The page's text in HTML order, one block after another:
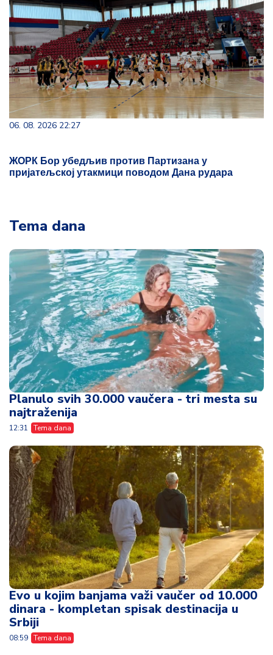
06. 08. 2026 22:27
ЖОРК Бор убедљив против Партизана у
пријатељској утакмици поводом Дана рудара
Tema dana
Planulo svih 30.000 vaučera - tri mesta su
najtraženija
12:31 Tema dana
Evo u kojim banjama važi vaučer od 10.000
dinara - kompletan spisak destinacija u
Srbiji
08:59 Tema dana